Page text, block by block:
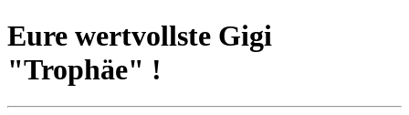
Eure wertvollste Gigi
"Trophäe" !